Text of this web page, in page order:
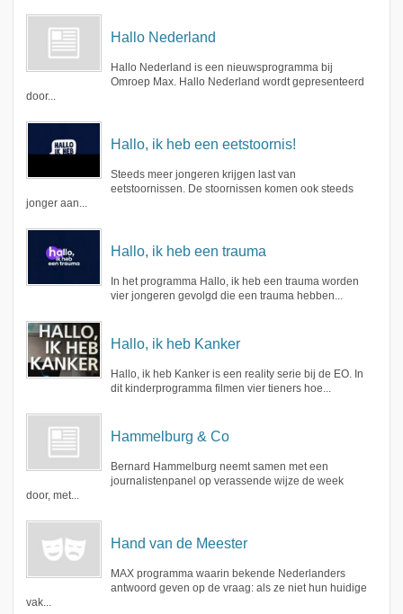
Hallo Nederland
Hallo Nederland is een nieuwsprogramma bij
Omroep Max. Hallo Nederland wordt gepresenteerd
door...
Hallo, ik heb een eetstoornis!
Steeds meer jongeren krijgen last van
eetstoornissen. De stoornissen komen ook steeds
jonger aan...
Hallo, ik heb een trauma
In het programma Hallo, ik heb een trauma worden
vier jongeren gevolgd die een trauma hebben...
Hallo, ik heb Kanker
Hallo, ik heb Kanker is een reality serie bij de EO. In
dit kinderprogramma filmen vier tieners hoe...
Hammelburg & Co
Bernard Hammelburg neemt samen met een
journalistenpanel op verassende wijze de week
door, met...
Hand van de Meester
MAX programma waarin bekende Nederlanders
antwoord geven op de vraag: als ze niet hun huidige
vak...